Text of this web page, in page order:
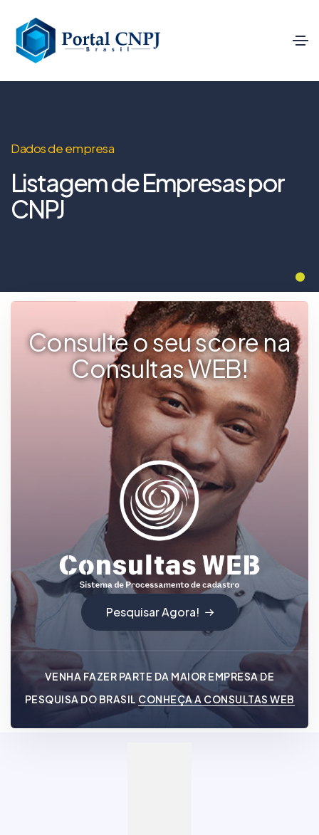
Dados de empresa
Listagem de Empresas por
CNPJ
Consulte o seu score na
Consultas WEB!
Pesquisar Agora!
VENHA FAZER PARTE DA MAIOR EMPRESA DE
PESQUISA DO BRASIL CONHEÇA A CONSULTAS WEB